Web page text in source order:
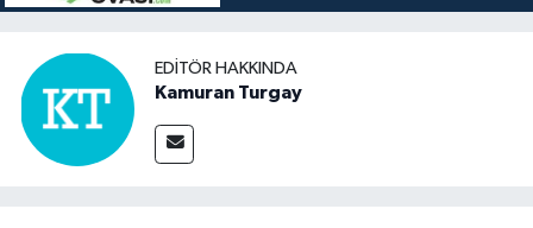
EDITÖR HAKKINDA
Kamuran Turgay